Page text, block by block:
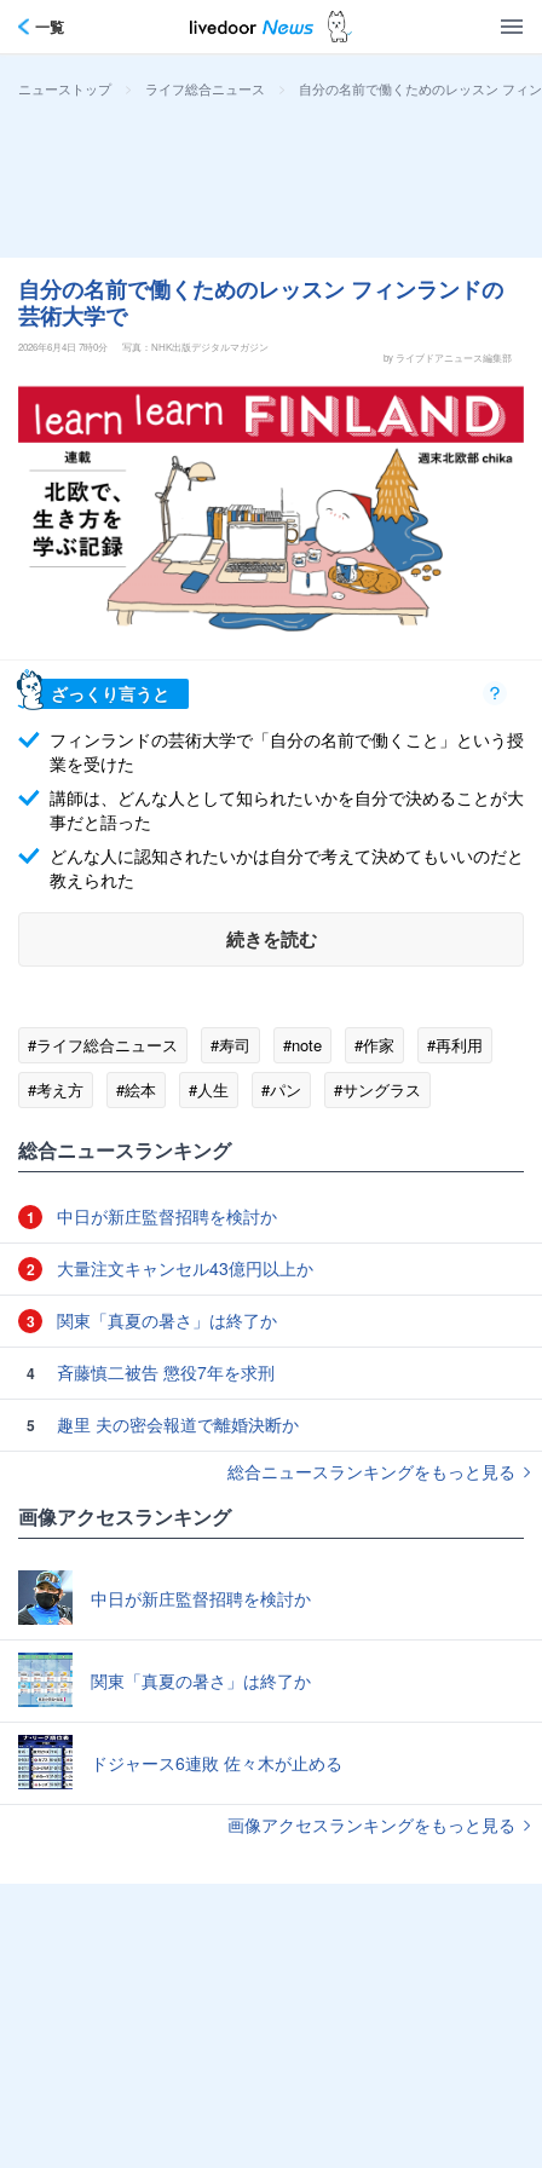
一覧
ニューストップ > ライフ総合ニュース > 自分の名前で働くためのレッスン フィ
自分の名前で働くためのレッスン フィンランドの
芸術大学で
2026年6月4日 7時0分
写真：NHK出版デジタルマガジン
by ライブドアニュース編集部
ざっくり言うと
フィンランドの芸術大学で「自分の名前で働くこと」という授
業を受けた
講師は、どんな人として知られたいかを自分で決めることが大
事だと語った
どんな人に認知されたいかは自分で考えて決めてもいいのだと
教えられた
続きを読む
#ライフ総合ニュース #寿司 #note #作家
#再利用
#考え方
#絵本 #人生 #パン #サングラス
総合ニュースランキング
1 中日が新庄監督招聘を検討か
2 大量注文キャンセル43億円以上か
3 関東「真夏の暑さ」は終了か
4 斉藤慎二被告 懲役7年を求刑
5
趣里 夫の密会報道で離婚決断か
総合ニュースランキングをもっと見る
画像アクセスランキング
中日が新庄監督招聘を検討か
関東「真夏の暑さ」は終了か
ドジャース6連敗 佐々木が止める
画像アクセスランキングをもっと見る